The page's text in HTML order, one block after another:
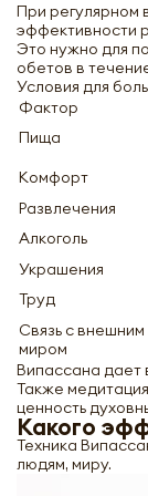
При регулярном
эффективности
Это нужно для
обетов в
Условия для
Фактор
Пища
Комфорт
Развлечения
Алкоголь
Украшения
Труд
Связь с внешним
миром
Випассана дает
Также
ценность
Какого
Техника
людям, миру.